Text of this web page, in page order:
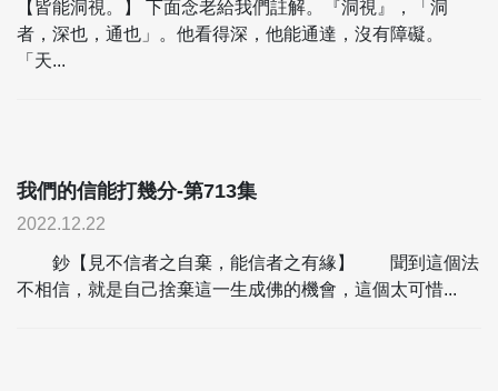
【皆能洞視。】 下面念老給我們註解。『洞視』，「洞
者，深也，通也」。他看得深，他能通達，沒有障礙。
「天...
我們的信能打幾分-第713集
2022.12.22
鈔【見不信者之自棄，能信者之有緣】 聞到這個法
不相信，就是自己捨棄這一生成佛的機會，這個太可惜...